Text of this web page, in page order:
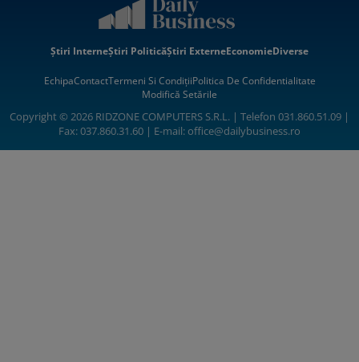
Știri InterneȘtiri PoliticăȘtiri ExterneEconomieDiverse
EchipaContactTermeni Si CondițiiPolitica De Confidentialitate
Modifică Setările
Copyright © 2026 RIDZONE COMPUTERS S.R.L. | Telefon 031.860.51.09 |
Fax: 037.860.31.60 | E-mail:office@dailybusiness.ro